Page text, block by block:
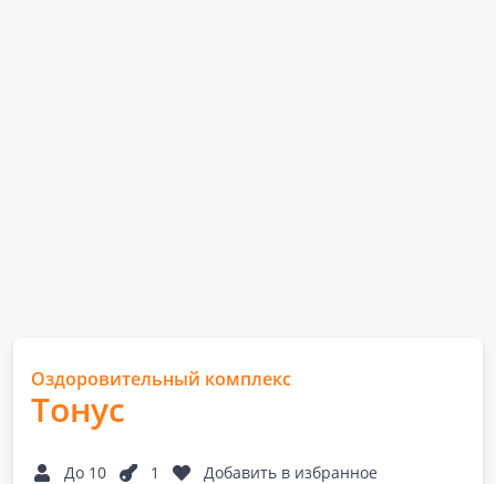
Оздоровительный комплекс
Тонус
До 10 1 Добавить в избранное